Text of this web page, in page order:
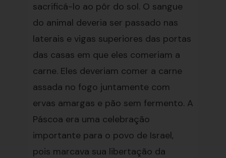
sacrificá-lo ao pôr do sol. O sangue
do animal deveria ser passado nas
laterais e vigas superiores das portas
das casas em que eles comeriam a
carne. Eles deveriam comer a carne
assada no fogo juntamente com
ervas amargas e pão sem fermento. A
Páscoa era uma celebração
importante para o povo de Israel,
pois marcava sua libertação da